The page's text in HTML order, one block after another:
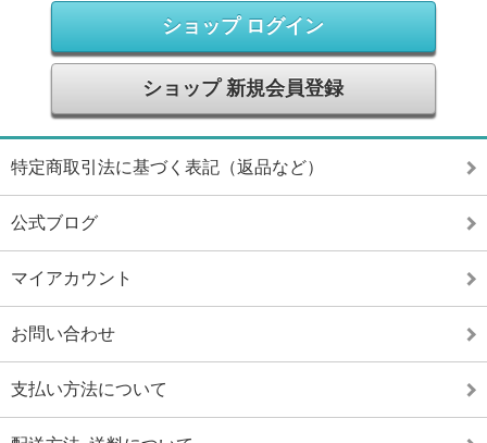
ショップ ログイン
ショップ 新規会員登録
特定商取引法に基づく表記（返品など）
公式ブログ
マイアカウント
お問い合わせ
支払い方法について